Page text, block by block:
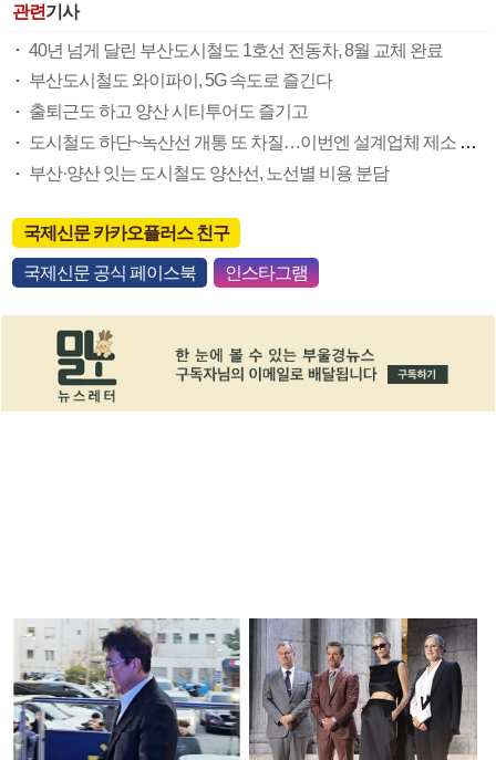
관련기사
40년 넘게 달린 부산도시철도 1호선 전동차, 8월 교체 완료
부산도시철도 와이파이, 5G 속도로 즐긴다
출퇴근도 하고 양산 시티투어도 즐기고
도시철도 하단~녹산선 개통 또 차질…이번엔 설계업체 제소 조짐
부산·양산 잇는 도시철도 양산선, 노선별 비용 분담
국제신문 카카오플러스 친구
국제신문 공식 페이스북 인스타그램